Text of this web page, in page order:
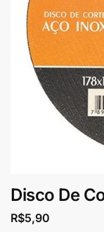
Disco De
R$5,90